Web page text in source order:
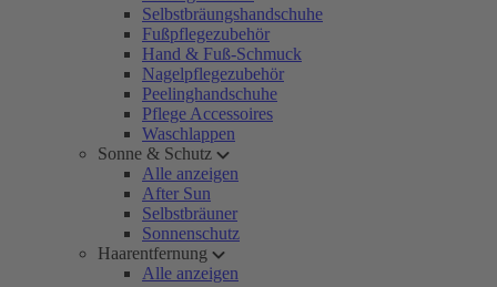
Selbstbräungshandschuhe
Fußpflegezubehör
Hand & Fuß-Schmuck
Nagelpflegezubehör
Peelinghandschuhe
Pflege Accessoires
Waschlappen
Sonne & Schutz
Alle anzeigen
After Sun
Selbstbräuner
Sonnenschutz
Haarentfernung
Alle anzeigen